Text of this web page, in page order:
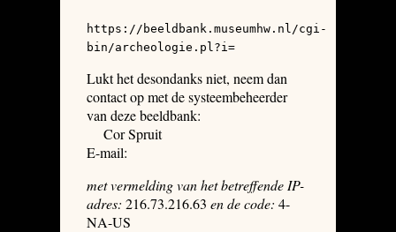
https://beeldbank.museumhw.nl/cgi-
bin/archeologie.pl?i=
Lukt het desondanks niet, neem dan
contact op met de systeembeheerder
van deze beeldbank:
Cor Spruit
E-mail:
met vermelding van het betreffende IP-
adres: 216.73.216.63 en de code: 4-
NA-US